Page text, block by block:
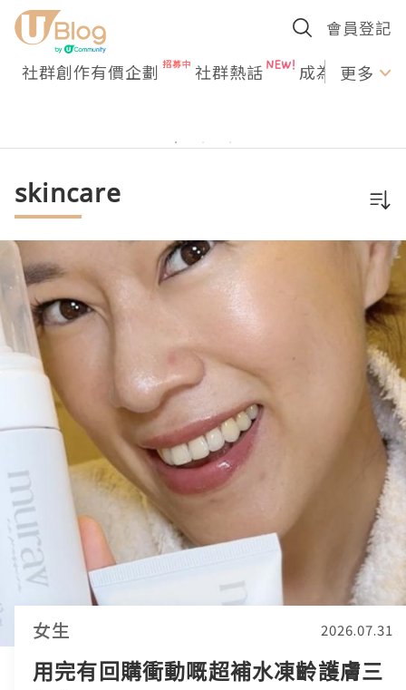
會員登記
社群創作有價企劃 社群熱話 成為U更多
skincare
女生 2026.07.31
用完有回購衝動嘅超補水凍齡護膚三